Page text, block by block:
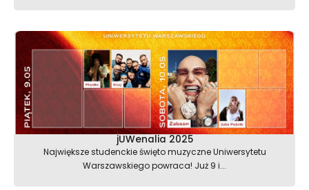
jUWenalia 2025
Największe studenckie święto muzyczne Uniwersytetu
Warszawskiego powraca! Już 9 i...